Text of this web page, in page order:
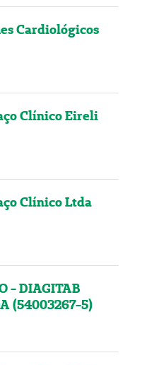
Cardiológicos
Clínico Eireli
Clínico Ltda
- DIAGITAB
(54003267-5)